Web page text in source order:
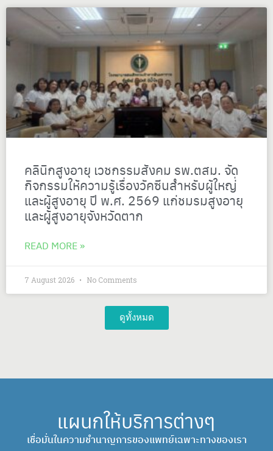
คลินิกสูงอายุ เวชกรรมสังคม รพ.ตสม. จัด
กิจกรรมให้ความรู้เรื่องวัคซีนสำหรับผู้ใหญ่่
และผู้สูงอายุ ปี พ.ศ. 2569 แก่ชมรมสูงอายุ
และผู้สูงอายุจังหวัดตาก
READ MORE »
7 August 2026 No Comments
ดูทั้งหมด
แผนกให้บริการต่างๆ
เชื่อมั่นในความชำนาญการของแพทย์เฉพาะทางของเรา